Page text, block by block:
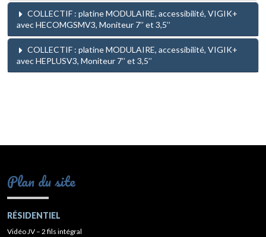
COLLECTIF : platine MODULAIRE, accessibilité, VIGIK+
avec HECOMGSMV3, Moniteur 7’’ et 3,5’’
COLLECTIF : platine MODULAIRE, accessibilité, VIGIK+
avec HEPLUSV3, Moniteur 7’’ et 3,5’’
Plan du site
RÉSIDENTIEL
Vidéo JV – 2 fils intégral